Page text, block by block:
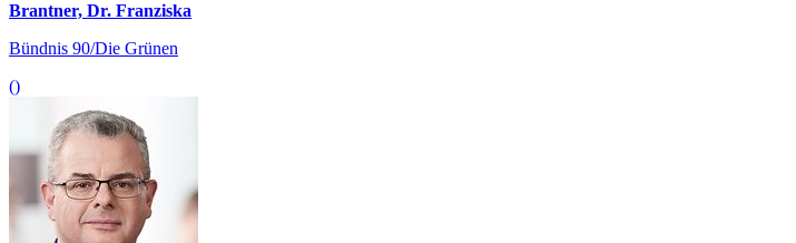
Brantner, Dr. Franziska
Bündnis 90/Die Grünen
()